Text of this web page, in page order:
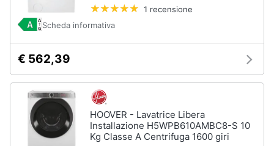
1 recensione
Scheda informativa
€ 562,39
HOOVER - Lavatrice Libera
Installazione H5WPB610AMBC8-S 10
Kg Classe A Centrifuga 1600 giri